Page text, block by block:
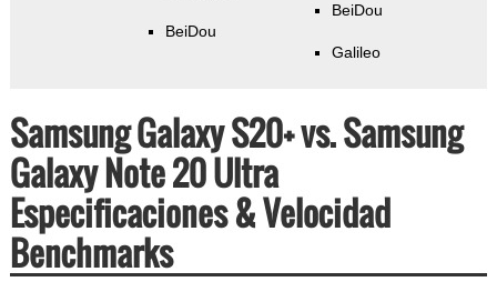
BeiDou
BeiDou
Galileo
Samsung Galaxy S20+ vs. Samsung
Galaxy Note 20 Ultra
Especificaciones & Velocidad
Benchmarks